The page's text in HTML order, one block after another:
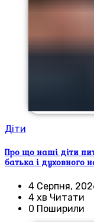
Діти
Про що наші діти
батька і духовного
4 Серпня,
4 хв Читати
0 Поширили